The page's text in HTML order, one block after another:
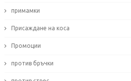
примамки
Присаждане на коса
Промоции
против бръчки